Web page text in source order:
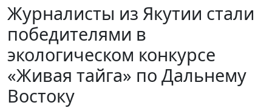
Журналисты из Якутии стали
победителями в
экологическом конкурсе
«Живая тайга» по Дальнему
Востоку